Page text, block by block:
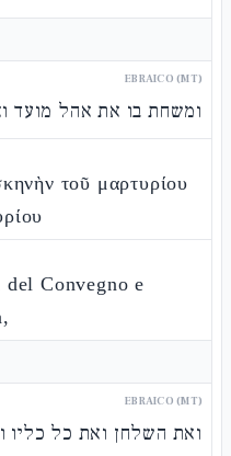
EBRAICO (MT)
ומשחת בו את אהל מועד
τοῦ μαρτυρίου
del Convegno e
EBRAICO (MT)
ואת השלחן ואת כל כליו